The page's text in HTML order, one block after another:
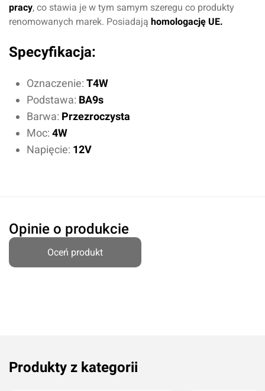
pracy, co stawia je w tym samym szeregu co produkty
renomowanych marek. Posiadają homologację UE.
Specyfikacja:
Oznaczenie: T4W
Podstawa: BA9s
Barwa: Przezroczysta
Moc: 4W
Napięcie: 12V
Opinie o produkcie
Oceń produkt
Produkty z kategorii